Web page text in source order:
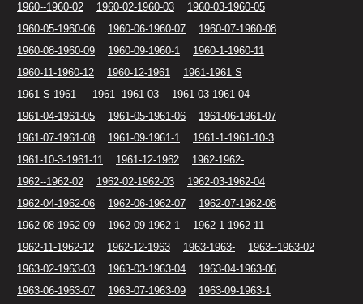
1960--1960-02
1960-02-1960-03
1960-03-1960-05
1960-05-1960-06
1960-06-1960-07
1960-07-1960-08
1960-08-1960-09
1960-09-1960-1
1960-1-1960-11
1960-11-1960-12
1960-12-1961
1961-1961 S
1961 S-1961-
1961--1961-03
1961-03-1961-04
1961-04-1961-05
1961-05-1961-06
1961-06-1961-07
1961-07-1961-08
1961-09-1961-1
1961-1-1961-10-3
1961-10-3-1961-11
1961-12-1962
1962-1962-
1962--1962-02
1962-02-1962-03
1962-03-1962-04
1962-04-1962-06
1962-06-1962-07
1962-07-1962-08
1962-08-1962-09
1962-09-1962-1
1962-1-1962-11
1962-11-1962-12
1962-12-1963 1963-1963-
1963--1963-02
1963-02-1963-03
1963-03-1963-04
1963-04-1963-06
1963-06-1963-07
1963-07-1963-09
1963-09-1963-1